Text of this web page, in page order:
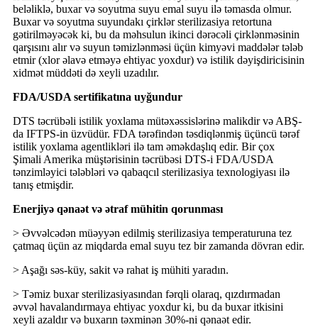
beləliklə, buxar və soyutma suyu emal suyu ilə təmasda olmur.
Buxar və soyutma suyundakı çirklər sterilizasiya retortuna
gətirilməyəcək ki, bu da məhsulun ikinci dərəcəli çirklənməsinin
qarşısını alır və suyun təmizlənməsi üçün kimyəvi maddələr tələb
etmir (xlor əlavə etməyə ehtiyac yoxdur) və istilik dəyişdiricisinin
xidmət müddəti də xeyli uzadılır.
FDA/USDA sertifikatına uyğundur
DTS təcrübəli istilik yoxlama mütəxəssislərinə malikdir və ABŞ-
da IFTPS-in üzvüdür. FDA tərəfindən təsdiqlənmiş üçüncü tərəf
istilik yoxlama agentlikləri ilə tam əməkdaşlıq edir. Bir çox
Şimali Amerika müştərisinin təcrübəsi DTS-i FDA/USDA
tənzimləyici tələbləri və qabaqcıl sterilizasiya texnologiyası ilə
tanış etmişdir.
Enerjiyə qənaət və ətraf mühitin qorunması
> Əvvəlcədən müəyyən edilmiş sterilizasiya temperaturuna tez
çatmaq üçün az miqdarda emal suyu tez bir zamanda dövran edir.
> Aşağı səs-küy, sakit və rahat iş mühiti yaradın.
> Təmiz buxar sterilizasiyasından fərqli olaraq, qızdırmadan
əvvəl havalandırmaya ehtiyac yoxdur ki, bu da buxar itkisini
xeyli azaldır və buxarın təxminən 30%-ni qənaət edir.